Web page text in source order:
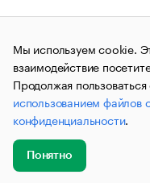
Правовая информация
© АО
и материалы
(зарегистрировано
связи, информационных
коммуникаций
№ФС77-63848)
публикации могут
не предназначенную для
до 18 лет.
Мы используем cookie.
взаимодействие
Продолжая
использованием файлов
конфиденциальности.
Понятно